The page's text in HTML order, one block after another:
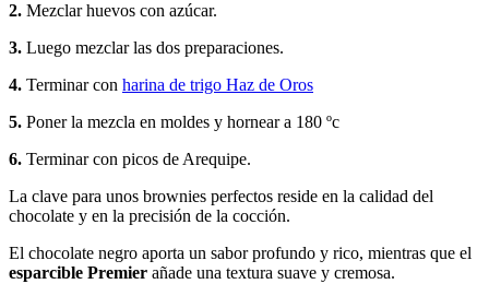
2. Mezclar huevos con azúcar.
3. Luego mezclar las dos preparaciones.
4. Terminar con harina de trigo Haz de Oros
5. Poner la mezcla en moldes y hornear a 180 ºc
6. Terminar con picos de Arequipe.
La clave para unos brownies perfectos reside en la calidad del
chocolate y en la precisión de la cocción.
El chocolate negro aporta un sabor profundo y rico, mientras que el
esparcible Premier añade una textura suave y cremosa.